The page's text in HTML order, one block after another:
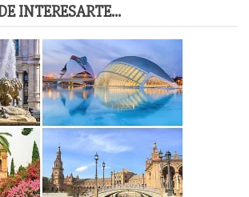
INTERESARTE...